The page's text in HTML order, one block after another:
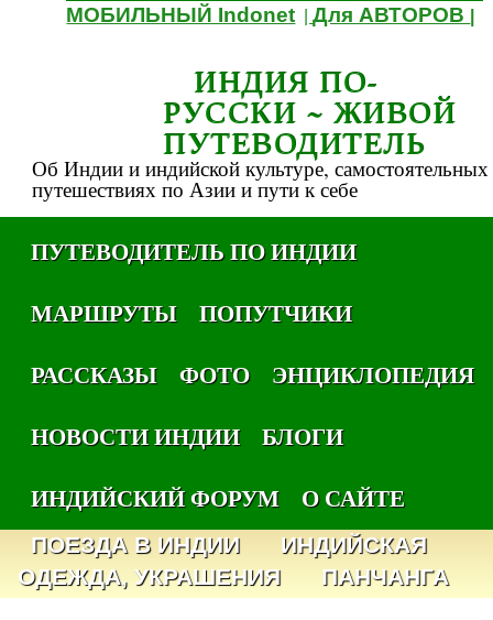
МОБИЛЬНЫЙ Indonet |Для АВТОРОВ
ИНДИЯ ПО-
РУССКИ ~ ЖИВОЙ
ПУТЕВОДИТЕЛЬ
Об Индии и индийской культуре, самостоятельных
путешествиях по Азии и пути к себе
ПУТЕВОДИТЕЛЬ ПО ИНДИИ
МАРШРУТЫ
ПОПУТЧИКИ
РАССКАЗЫ
ФОТО
ЭНЦИКЛОПЕДИЯ
НОВОСТИ ИНДИИ
БЛОГИ
ИНДИЙСКИЙ ФОРУМ
О САЙТЕ
ПОЕЗДА В ИНДИИ
ИНДИЙСКАЯ
ОДЕЖДА, УКРАШЕНИЯ
ПАНЧАНГА